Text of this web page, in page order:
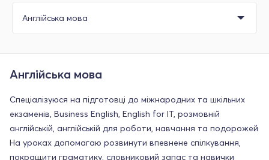
Англійська мова
Спеціалізуюся на підготовці до міжнародних та шкільних
екзаменів, Business English, English for IT, розмовній
англійській, англійській для роботи, навчання та подорожей
На уроках допомагаю розвинути впевнене спілкування,
покращити граматику, словниковий запас та навички